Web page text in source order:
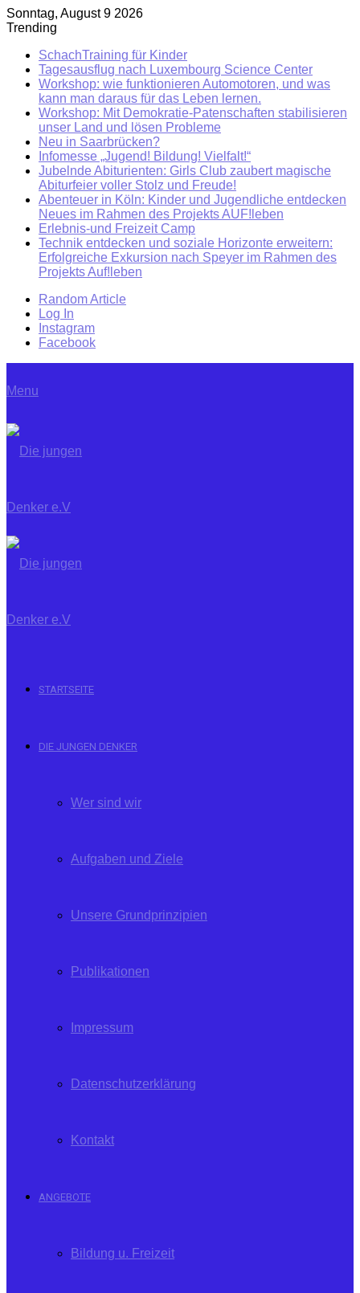
Sonntag, August 9 2026
Trending
SchachTraining für Kinder
Tagesausflug nach Luxembourg Science Center
Workshop: wie funktionieren Automotoren, und was
kann man daraus für das Leben lernen.
Workshop: Mit Demokratie-Patenschaften stabilisieren
unser Land und lösen Probleme
Neu in Saarbrücken?
Infomesse „Jugend! Bildung! Vielfalt!“
Jubelnde Abiturienten: Girls Club zaubert magische
Abiturfeier voller Stolz und Freude!
Abenteuer in Köln: Kinder und Jugendliche entdecken
Neues im Rahmen des Projekts AUF!leben
Erlebnis-und Freizeit Camp
Technik entdecken und soziale Horizonte erweitern:
Erfolgreiche Exkursion nach Speyer im Rahmen des
Projekts Auf!leben
Random Article
Log In
Instagram
Facebook
Menu
STARTSEITE
DIE JUNGEN DENKER
Wer sind wir
Aufgaben und Ziele
Unsere Grundprinzipien
Publikationen
Impressum
Datenschutzerklärung
Kontakt
ANGEBOTE
Bildung u. Freizeit